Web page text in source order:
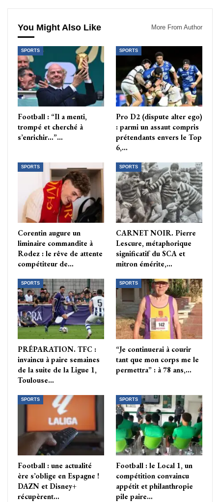
You Might Also Like More From Author
SPORTS
Football : “Il a menti,
trompé et cherché à
s’enrichir…”…
SPORTS
Pro D2 (dispute alter ego)
: parmi un assaut compris
prétendants envers le Top
6,…
SPORTS
Corentin augure un
liminaire commandite à
Rodez : le rêve de attente
compétiteur de…
SPORTS
CARNET NOIR. Pierre
Lescure, métaphorique
significatif du SCA et
mitron émérite,…
SPORTS
PRÉPARATION. TFC :
invaincu à paire semaines
de la suite de la Ligue 1,
Toulouse…
SPORTS
“Je continuerai à courir
tant que mon corps me le
permettra” : à 78 ans,…
SPORTS
Football : une actualité
ère s’oblige en Espagne !
DAZN et Disney+
récupèrent…
SPORTS
Football : le Local 1, un
compétition convaincu
appétit et philanthropie
pile paire…